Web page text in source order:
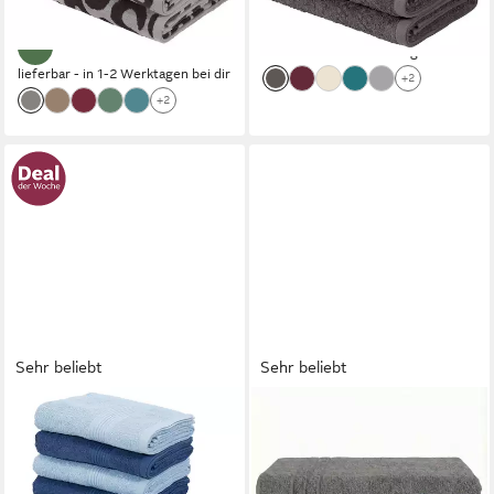
lieferbar - in 1-2 Werktagen bei dir
+2
lieferbar - in 1-2 Werktagen bei dir
+2
Sehr beliebt
OTTO HOME
Handtuch Set Anna, 2
Duschtücher 70x140, 4
Handtücher 50x100,
Sehr beliebt
Baumwolle, Frottee (Packung,
2-St), 80x200 Saunatücher